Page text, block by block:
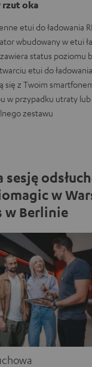
rzut oka
etui do ładowania
wbudowany w etui
status poziomu
etui do
się z Twoim
w przypadku utraty
zestawu
sesję
w
w Berlinie